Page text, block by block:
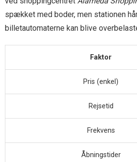
spækket med boder, men stationen
billetautomaterne kan blive
Faktor
Pris (enkel)
Rejsetid
Frekvens
Åbningstider